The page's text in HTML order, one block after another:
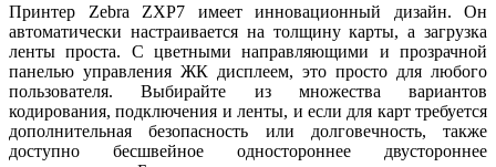
Принтер Zebra ZXP7 имеет инновационный дизайн. Он
автоматически настраивается на толщину карты, а загрузка
ленты проста. С цветными направляющими и прозрачной
панелью управления ЖК дисплеем, это просто для любого
пользователя. Выбирайте из множества вариантов
кодирования, подключения и ленты, и если для карт требуется
дополнительная безопасность или долговечность, также
доступно бесшвейное одностороннее двустороннее